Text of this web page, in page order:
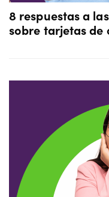
8 respuestas a
sobre tarjetas de